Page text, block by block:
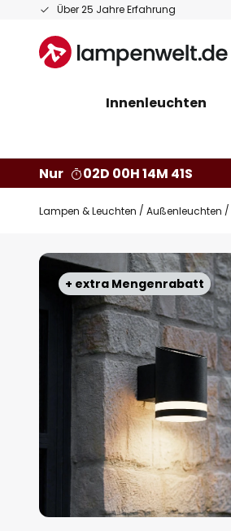
Über 25 Jahre Erfahrung
Zum
springen
Innenleuchten
Nur
02D 00H 14M 40S
Lampen & Leuchten Außenleuchten
+ extra Mengenrabatt
Zum
Ende
Bildgalerie
springen